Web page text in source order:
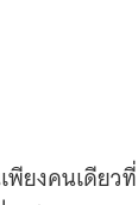
พียงคนเดียวที่